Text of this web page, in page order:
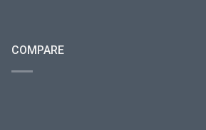
COMPARE